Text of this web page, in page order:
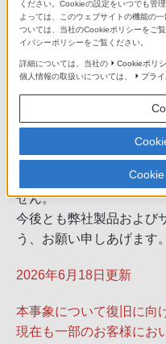
日ごろより、ソニー製品
にありがとうございます
現在一部のお客様におい
ーが表示され、
応募が完了できない事象
復旧に向けて対応を進め
された場合はしばらくお
ご利用のお客様にはご迷
せん。
今後とも弊社製品および
う、お願い申しあげます。
2026年6月18日更新
本事象について復旧に向
現在も一部のお客様にお
ください。Cookieの設定をいつでも管
よっては、このウェブサイトの機能の
ついては、当社のCookieポリシーをご
イバシーポリシーをご覧ください。
詳細については、当社の Cookieポリ
個人情報の取扱いについては、
プラ